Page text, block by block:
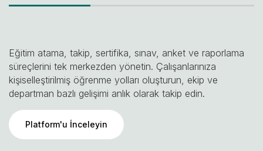
Eğitim atama, takip, sertifika, sınav, anket ve raporlama
süreçlerini tek merkezden yönetin. Çalışanlarınıza
kişiselleştirilmiş öğrenme yolları oluşturun, ekip ve
departman bazlı gelişimi anlık olarak takip edin.
Platform'u İnceleyin